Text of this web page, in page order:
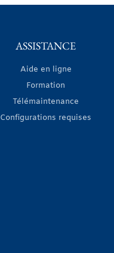
ASSISTANCE
Aide en ligne
Formation
Télémaintenance
Configurations requises